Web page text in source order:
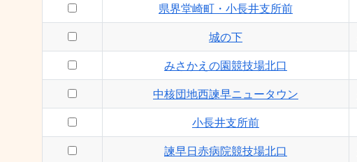
県界堂崎町・小長井支所前
城の下
みさかえの園競技場北口
中核団地西諫早ニュータウン
小長井支所前
諫早日赤病院競技場北口